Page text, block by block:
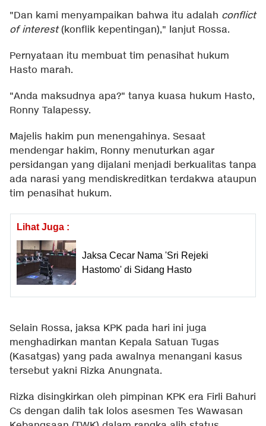
"Dan kami menyampaikan bahwa itu adalah conflict
of interest(konflik kepentingan)," lanjut Rossa.
Pernyataan itu membuat tim penasihat hukum
Hasto marah.
"Anda maksudnya apa?" tanya kuasa hukum Hasto,
Ronny Talapessy.
Majelis hakim pun menengahinya. Sesaat
mendengar hakim, Ronny menuturkan agar
persidangan yang dijalani menjadi berkualitas tanpa
ada narasi yang mendiskreditkan terdakwa ataupun
tim penasihat hukum.
Lihat Juga :
Jaksa Cecar Nama 'Sri Rejeki
Hastomo' di Sidang Hasto
Selain Rossa, jaksa KPK pada hari ini juga
menghadirkan mantan Kepala Satuan Tugas
(Kasatgas) yang pada awalnya menangani kasus
tersebut yakni Rizka Anungnata.
Rizka disingkirkan oleh pimpinan KPK era Firli Bahuri
Cs dengan dalih tak lolos asesmen Tes Wawasan